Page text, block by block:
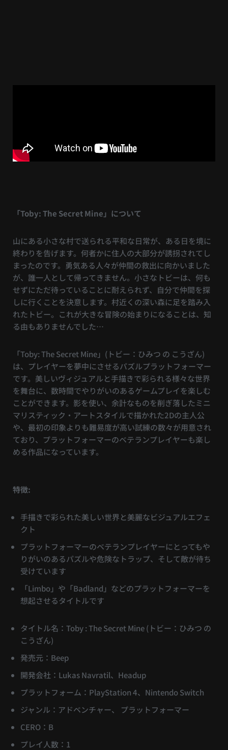
「Toby: The Secret Mine」について
山にある小さな村で送られる平和な日常が、ある日を境に
終わりを告げます。何者かに住人の大部分が誘拐されてし
まったのです。勇気ある人々が仲間の救出に向かいました
が、誰一人として帰ってきません。小さなトビーは、何も
せずにただ待っていることに耐えられず、自分で仲間を探
しに行くことを決意します。村近くの深い森に足を踏み入
れたトビー。これが大きな冒険の始まりになることは、知
る由もありませんでした…
「Toby: The Secret Mine」(トビー：ひみつ の こうざん)
は、プレイヤーを夢中にさせるパズルプラットフォーマー
です。美しいヴィジュアルと手描きで彩られる様々な世界
を舞台に、数時間でやりがいのあるゲームプレイを楽しむ
ことができます。影を使い、余計なものを削ぎ落したミニ
マリスティック・アートスタイルで描かれた2Dの主人公
や、最初の印象よりも難易度が高い試練の数々が用意され
ており、プラットフォーマーのベテランプレイヤーも楽し
める作品になっています。
特徴:
手描きで彩られた美しい世界と美麗なビジュアルエフェ
クト
プラットフォーマーのベテランプレイヤーにとってもや
りがいのあるパズルや危険なトラップ、そして敵が待ち
受けています
「Limbo」や「Badland」などのプラットフォーマーを
想起させるタイトルです
タイトル名：Toby : The Secret Mine (トビー：ひみつ の
こうざん)
発売元：Beep
開発会社：Lukas Navratil、Headup
プラットフォーム：PlayStation 4、Nintendo Switch
ジャンル：アドベンチャー、 プラットフォーマー
CERO：B
プレイ人数：1